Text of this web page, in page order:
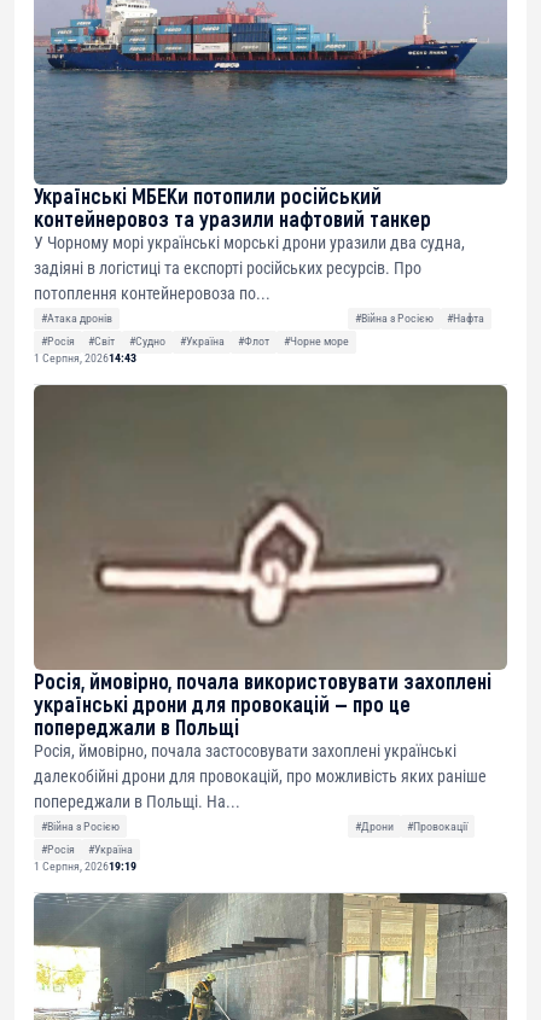
Українські МБЕКи потопили російський
контейнеровоз та уразили нафтовий танкер
У Чорному морі українські морські дрони уразили два судна,
задіяні в логістиці та експорті російських ресурсів. Про
потоплення контейнеровоза по...
#Атака дронів #Війна з Росією
#Нафта
#Росія
#Світ #Судно #Україна #Флот
#Чорне море
1 Серпня, 202614:43
Росія, ймовірно, почала використовувати захоплені
українські дрони для провокацій — про це
попереджали в Польщі
Росія, ймовірно, почала застосовувати захоплені українські
далекобійні дрони для провокацій, про можливість яких раніше
попереджали в Польщі. На...
#Війна з Росією #Дрони
#Провокації
#Росія
#Україна
1 Серпня, 202619:19